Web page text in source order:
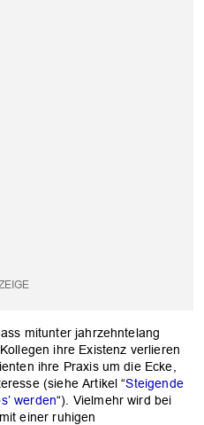
mitunter jahrzehntelang
ihre Existenz verlieren
ihre Praxis um die Ecke,
(siehe Artikel “Steigende
werden“). Vielmehr wird bei
einer ruhigen